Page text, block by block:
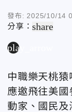
發布: 2025/10/14
分享：share
play_arrow
中職樂天桃
應邀飛往美
動家、國民及